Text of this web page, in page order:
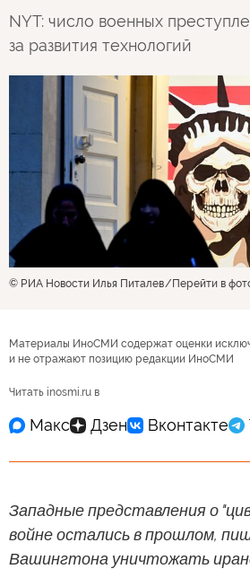
NYT: число военных
за развития технологий
© РИА Новости Илья Питалев Перейти в
Материалы ИноСМИ содержат оценки
и не отражают позицию редакции ИноСМИ
Читать inosmi.ru в
Западные представления о
войне остались в прошлом,
Вашингтона уничтожать